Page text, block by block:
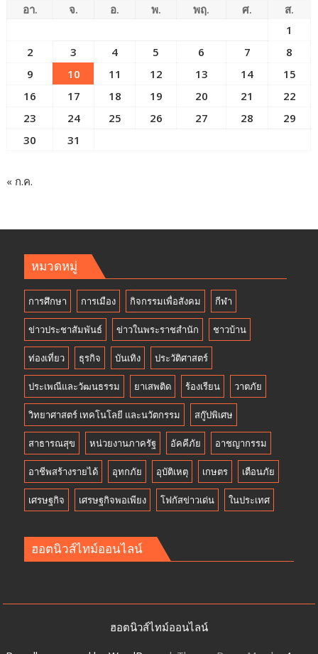
อา. จ. อ. พ. พฤ. ศ.
ส.
1
2
3 4 5 6 7
8
9
10 11 12 13 14
15
16
17 18 19 20 21
22
23
24 25 26 27 28
29
30
31
« ก.ค.
หมวดหมู่
การศึกษา การเมือง กิจกรรมเพื่อสังคม กีฬา
ข่าวประชาสัมพันธ์ ข่าวในพระราชสำนัก ชาวบ้าน
ท่องเที่ยว ธุรกิจ บันเทิง ประวัติศาสตร์
ประเพณีและวัฒนธรรม ยาเสพติด ร้องเรียน วาตภัย
วิทยาศาสตร์ เทคโนโลยี และนวัตกรรม สกู๊ปพิเศษ
สาธารณสุข หน่วยงานภาครัฐ อัคคีภัย อาชญากรรม
อาชีพสร้างรายได้ อุทกภัย อุบัติเหตุ เกษตร เตือนภัย
เศรษฐกิจ เศรษฐกิจพอเพียง โฟกัสข่าวเด่น ในประเทศ
ฮอตนิวส์ไทม์ออนไลน์
ฮอตนิวส์ไทม์ออนไลน์